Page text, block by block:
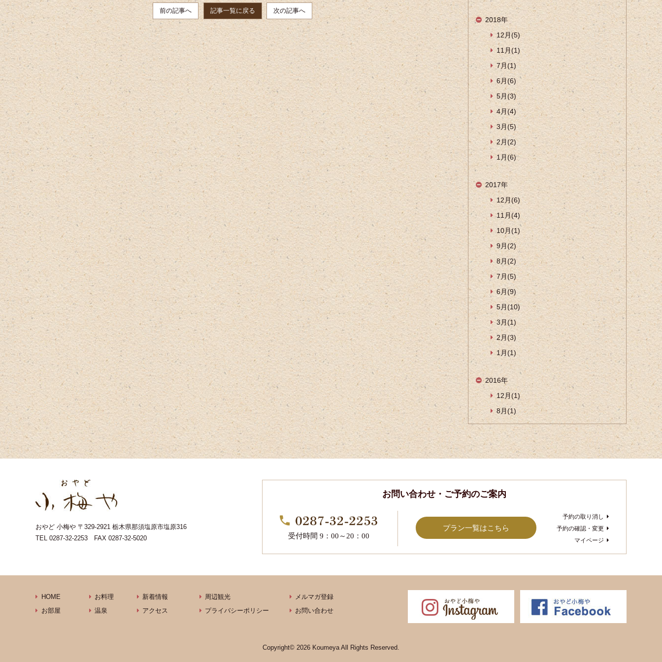
前の記事へ 記事一覧に戻る 次の記事へ
2018年
12月(5)
11月(1)
7月(1)
6月(6)
5月(3)
4月(4)
3月(5)
2月(2)
1月(6)
2017年
12月(6)
11月(4)
10月(1)
9月(2)
8月(2)
7月(5)
6月(9)
5月(10)
3月(1)
2月(3)
1月(1)
2016年
12月(1)
8月(1)
おやど 小梅や 〒329-2921 栃木県那須塩原市塩原316
TEL 0287-32-2253 FAX 0287-32-5020
お問い合わせ・ご予約のご案内
受付時間 9：00～20：00
プラン一覧はこちら
予約の取り消し
予約の確認・変更
マイページ
HOME お料理 新着情報 周辺観光
メルマガ登録
お部屋
温泉 アクセス プライバシーポリシー お問い合わせ
Copyright© 2026 Koumeya All Rights Reserved.